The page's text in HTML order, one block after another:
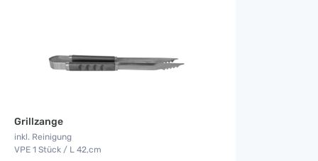
Grillzange
inkl. Reinigung
VPE 1 Stück / L 42,cm